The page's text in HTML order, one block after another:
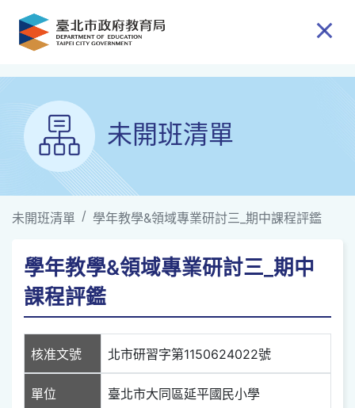
跳到主要內容
未開班清單
未開班清單 學年教學&領域專業研討三_期中課程評鑑
學年教學&領域專業研討三_期中
課程評鑑
核准文號 北市研習字第1150624022號
單位 臺北市大同區延平國民小學